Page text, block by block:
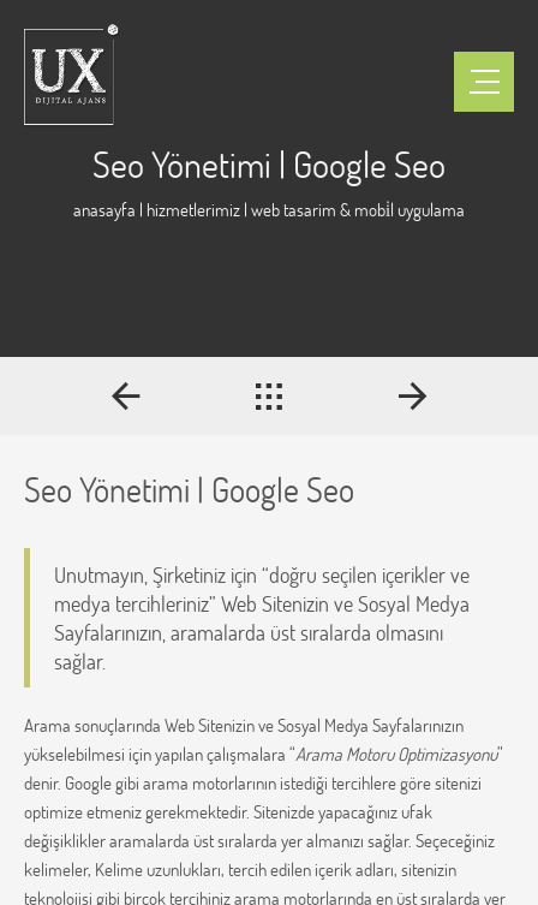
Seo Yönetimi | Google Seo
anasayfa | hizmetlerimiz | web tasarim & mobi̇l uygulama
Seo Yönetimi | Google Seo
Unutmayın, Şirketiniz için “doğru seçilen içerikler ve
medya tercihleriniz” Web Sitenizin ve Sosyal Medya
Sayfalarınızın, aramalarda üst sıralarda olmasını
sağlar.
Arama sonuçlarında Web Sitenizin ve Sosyal Medya Sayfalarınızın
yükselebilmesi için yapılan çalışmalara “Arama Motoru Optimizasyonu”
denir. Google gibi arama motorlarının istediği tercihlere göre sitenizi
optimize etmeniz gerekmektedir. Sitenizde yapacağınız ufak
değişiklikler aramalarda üst sıralarda yer almanızı sağlar. Seçeceğiniz
kelimeler, Kelime uzunlukları, tercih edilen içerik adları, sitenizin
teknolojisi gibi birçok tercihiniz arama motorlarında en üst sıralarda yer